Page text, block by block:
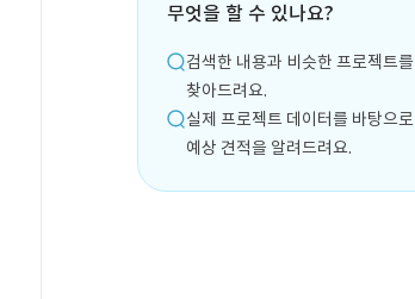
무엇을 할 수 있나요?
검색한 내용과 비슷한 프로젝트를
찾아드려요.
실제 프로젝트 데이터를 바탕으로
예상 견적을 알려드려요.